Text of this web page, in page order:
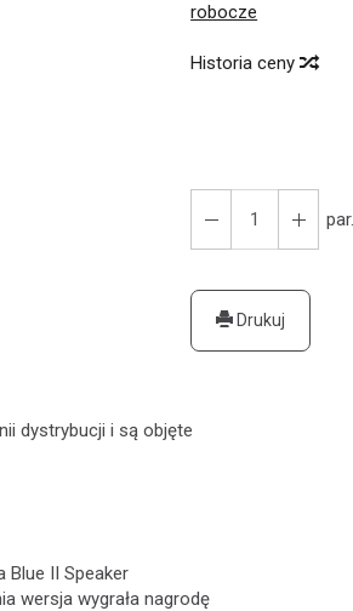
robocze
Historia ceny
par.
Drukuj
dystrybucji i są objęte
Blue II Speaker
wersja wygrała nagrodę